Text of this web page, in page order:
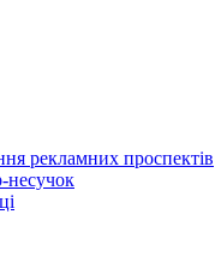
рекламних проспектів
несучок